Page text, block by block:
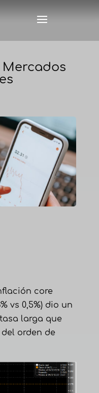
core
vs 0,5%) dio un
larga que
orden de